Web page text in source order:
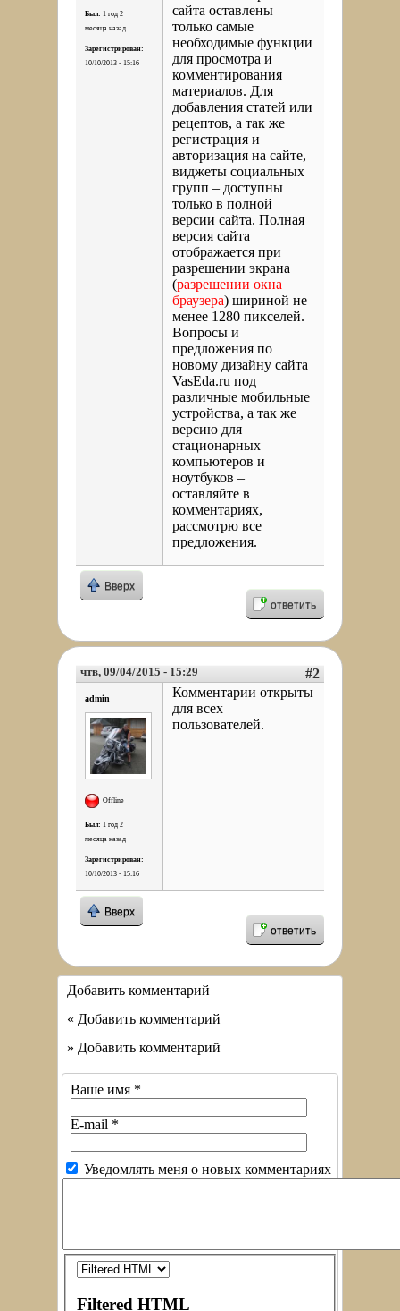
Был: 1 год 2
месяца назад
Зарегистрирован:
10/10/2013 - 15:16
сайта оставлены
только самые
необходимые функции
для просмотра и
комментирования
материалов. Для
добавления статей или
рецептов, а так же
регистрация и
авторизация на сайте,
виджеты социальных
групп – доступны
только в полной
версии сайта. Полная
версия сайта
отображается при
разрешении экрана
(разрешении окна
браузера) шириной не
менее 1280 пикселей.
Вопросы и
предложения по
новому дизайну сайта
VasEda.ru под
различные мобильные
устройства, а так же
версию для
стационарных
компьютеров и
ноутбуков –
оставляйте в
комментариях,
рассмотрю все
предложения.
Вверх
ответить
чтв, 09/04/2015 - 15:29 #2
admin
Offline
Был: 1 год 2
месяца назад
Зарегистрирован:
10/10/2013 - 15:16
Комментарии открыты
для всех
пользователей.
Вверх
ответить
Добавить комментарий
« Добавить комментарий
» Добавить комментарий
Ваше имя *
E-mail *
Уведомлять меня о новых комментариях
Filtered HTML